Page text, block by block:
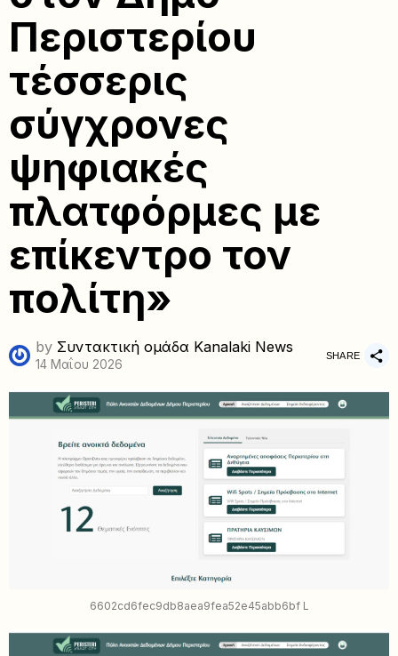
Περιστερίου
τέσσερις
σύγχρονες
ψηφιακές
πλατφόρμες με
επίκεντρο τον
πολίτη»
by Συντακτική ομάδα Kanalaki News
14 Μαΐου 2026
SHARE
6602cd6fec9db8aea9fea52e45abb6bf L